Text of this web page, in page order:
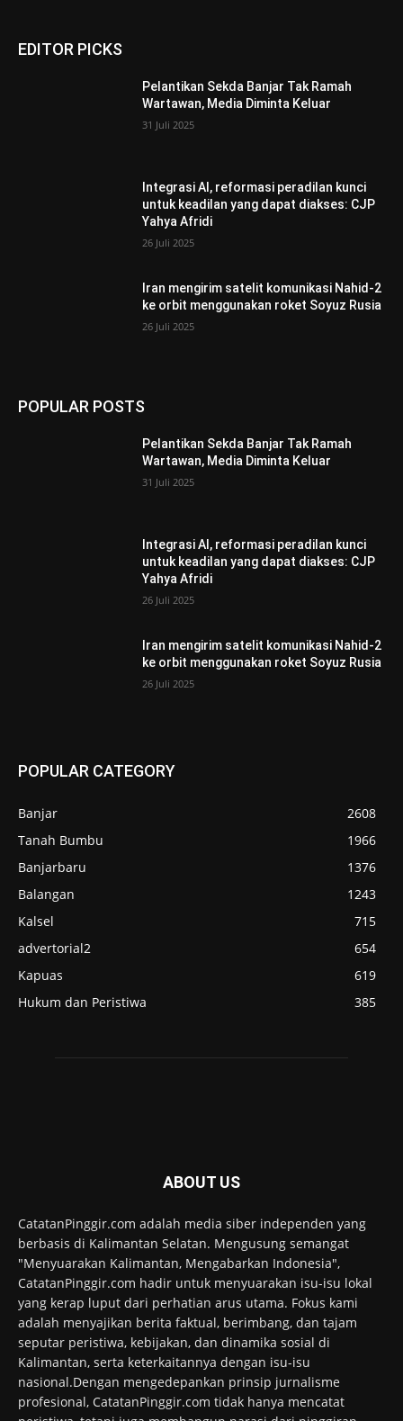
EDITOR PICKS
Pelantikan Sekda Banjar Tak Ramah
Wartawan, Media Diminta Keluar
31 Juli 2025
Integrasi AI, reformasi peradilan kunci
untuk keadilan yang dapat diakses: CJP
Yahya Afridi
26 Juli 2025
Iran mengirim satelit komunikasi Nahid-2
ke orbit menggunakan roket Soyuz Rusia
26 Juli 2025
POPULAR POSTS
Pelantikan Sekda Banjar Tak Ramah
Wartawan, Media Diminta Keluar
31 Juli 2025
Integrasi AI, reformasi peradilan kunci
untuk keadilan yang dapat diakses: CJP
Yahya Afridi
26 Juli 2025
Iran mengirim satelit komunikasi Nahid-2
ke orbit menggunakan roket Soyuz Rusia
26 Juli 2025
POPULAR CATEGORY
Banjar
2608
Tanah Bumbu
1966
Banjarbaru
1376
Balangan
1243
Kalsel
715
advertorial2
654
Kapuas
619
Hukum dan Peristiwa
385
ABOUT US
CatatanPinggir.com adalah media siber independen yang
berbasis di Kalimantan Selatan. Mengusung semangat
"Menyuarakan Kalimantan, Mengabarkan Indonesia",
CatatanPinggir.com hadir untuk menyuarakan isu-isu lokal
yang kerap luput dari perhatian arus utama. Fokus kami
adalah menyajikan berita faktual, berimbang, dan tajam
seputar peristiwa, kebijakan, dan dinamika sosial di
Kalimantan, serta keterkaitannya dengan isu-isu
nasional.Dengan mengedepankan prinsip jurnalisme
profesional, CatatanPinggir.com tidak hanya mencatat